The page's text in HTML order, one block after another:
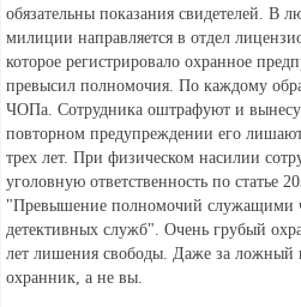
обязательны показания свидетелей. В
милиции направляется в отдел
которое регистрировало охранное
превысил полномочия. По каждому
ЧОПа. Сотрудника оштрафуют и
повторном предупреждении его
трех лет. При физическом насилии
уголовную ответственность по статье
"Превышение полномочий служащими
детективных служб". Очень грубый
лет лишения свободы. Даже за ложный
охранник, а не вы.